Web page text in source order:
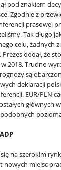
pod znakiem
Zgodnie z
prasowej
Tak długo
celu,
dodał, że
2018. Trudno
są
deklaracji
EUR/PLN
głównych
się na szerokim
nowych miejsc